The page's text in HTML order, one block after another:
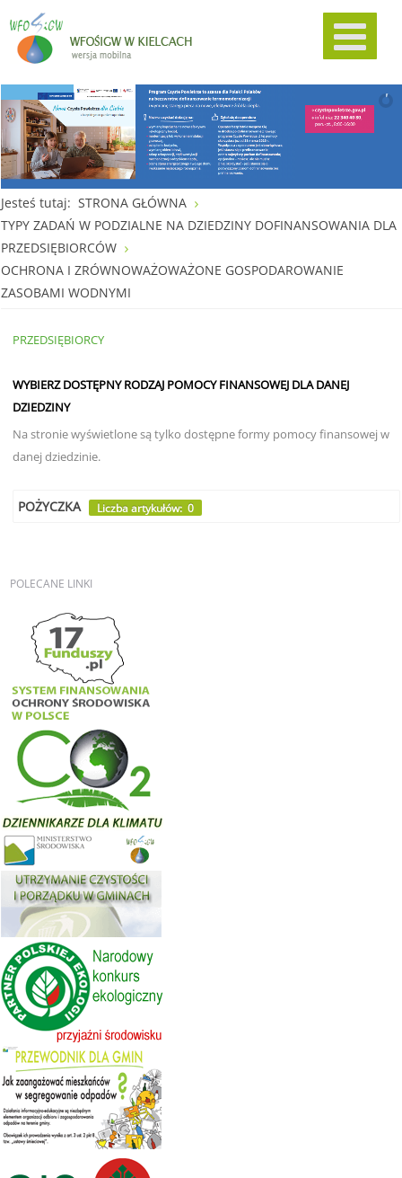
Jesteś tutaj: STRONA GŁÓWNA
TYPY ZADAŃ W PODZIALNE NA DZIEDZINY DOFINANSOWANIA DLA
PRZEDSIĘBIORCÓW
OCHRONA I ZRÓWNOWAŻOWAŻONE GOSPODAROWANIE
ZASOBAMI WODNYMI
PRZEDSIĘBIORCY
WYBIERZDOSTĘPNY RODZAJ POMOCY FINANSOWEJ DLA DANEJ
DZIEDZINY
Na stronie wyświetlone są tylko dostępne formy pomocy finansowej w
danej dziedzinie.
POŻYCZKA Liczba artykułów: 0
POLECANE LINKI